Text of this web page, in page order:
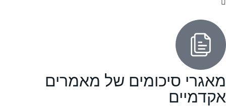
מאגרי סיכומים של מאמרים
אקדמיים